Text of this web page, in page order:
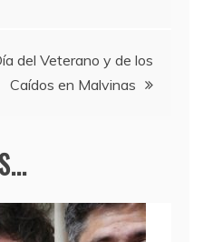
del Veterano y de los
Caídos en Malvinas